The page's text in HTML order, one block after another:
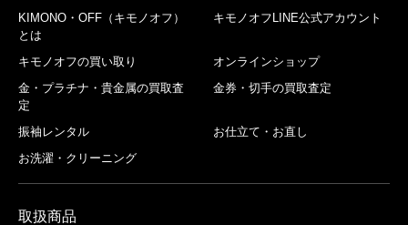
KIMONO・OFF（キモノオフ）
とは
キモノオフLINE公式アカウント
キモノオフの買い取り
オンラインショップ
金・プラチナ・貴金属の買取査
定
金券・切手の買取査定
振袖レンタル
お仕立て・お直し
お洗濯・クリーニング
取扱商品